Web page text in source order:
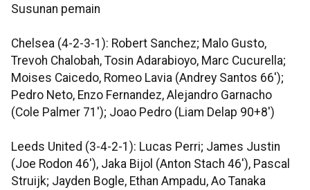
Susunan pemain
Chelsea (4-2-3-1): Robert Sanchez; Malo Gusto,
Trevoh Chalobah, Tosin Adarabioyo, Marc Cucurella;
Moises Caicedo, Romeo Lavia (Andrey Santos 66');
Pedro Neto, Enzo Fernandez, Alejandro Garnacho
(Cole Palmer 71'); Joao Pedro (Liam Delap 90+8')
Leeds United (3-4-2-1): Lucas Perri; James Justin
(Joe Rodon 46'), Jaka Bijol (Anton Stach 46'), Pascal
Struijk; Jayden Bogle, Ethan Ampadu, Ao Tanaka